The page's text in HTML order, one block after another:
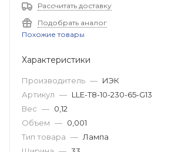
Рассчитать доставку
Подобрать аналог
Похожие товары
Характеристики
Производитель — ИЭК
Артикул — LLE-T8-10-230-65-G13
Вес — 0,12
Объем — 0,001
Тип товара — Лампа